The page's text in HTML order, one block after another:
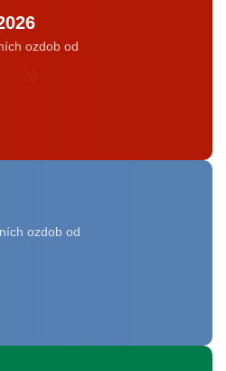
ozdob od
ozdob od